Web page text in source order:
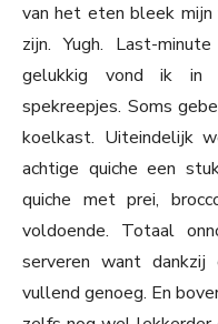
van het eten bleek
zijn. Yugh. Last-
gelukkig vond ik in
spekreepjes. Soms
koelkast. Uiteindelijk
achtige quiche een
quiche met prei,
voldoende. Totaal
serveren want dankzij
vullend genoeg. En